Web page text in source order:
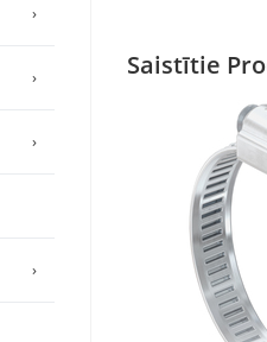
Saistītie
›
›
›
›